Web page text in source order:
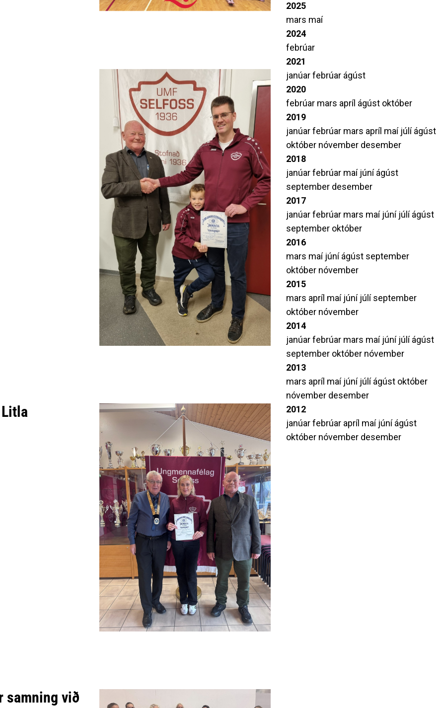
minjanefndar
samning við
2025
mars maí
2024
febrúar
2021
janúarfebrúar ágúst
2020
febrúar mars apríl ágúst október
2019
janúarfebrúar mars apríl maí júlíágúst
október nóvember desember
2018
janúarfebrúar maí júníágúst
september desember
2017
janúarfebrúar mars maí júní júlíágúst
september október
2016
mars maí júníágúst september
október nóvember
2015
mars apríl maí júní júlíseptember
október nóvember
2014
janúarfebrúar mars maí júní júlíágúst
september október nóvember
2013
mars apríl maí júní júlíágúst október
nóvember desember
2012
janúarfebrúar apríl maí júníágúst
október nóvember desember